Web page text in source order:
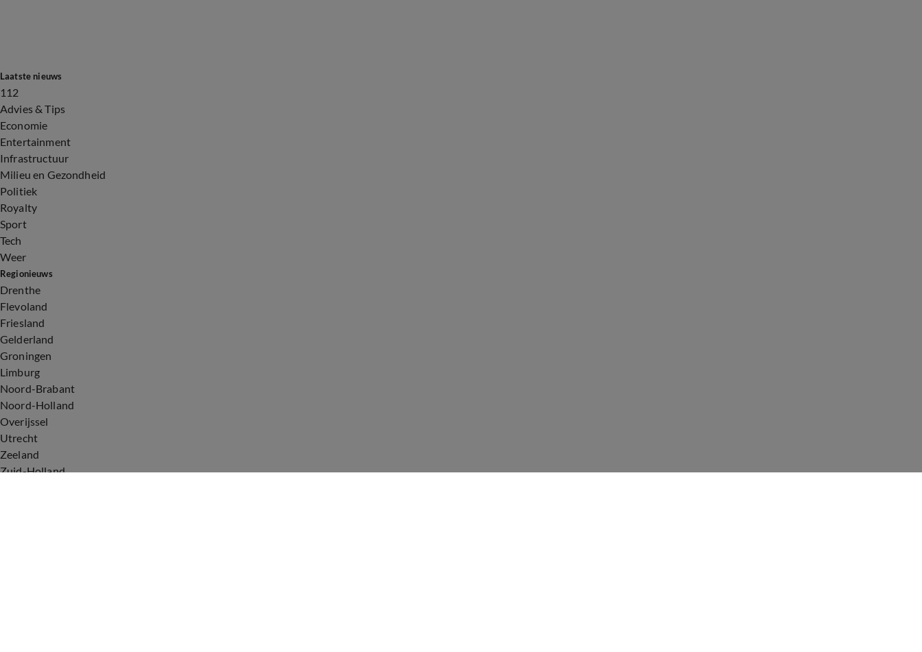
Laatste nieuws
112
Advies & Tips
Economie
Entertainment
Infrastructuur
Milieu en Gezondheid
Politiek
Royalty
Sport
Tech
Weer
Regionieuws
Drenthe
Flevoland
Friesland
Gelderland
Groningen
Limburg
Noord-Brabant
Noord-Holland
Overijssel
Utrecht
Zeeland
Zuid-Holland